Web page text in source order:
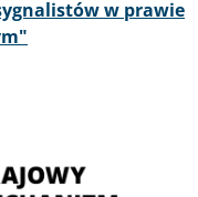
w prawie